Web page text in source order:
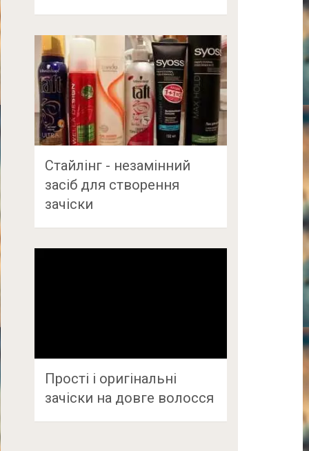
Стайлінг - незамінний
засіб для створення
зачіски
Прості і оригінальні
зачіски на довге волосся